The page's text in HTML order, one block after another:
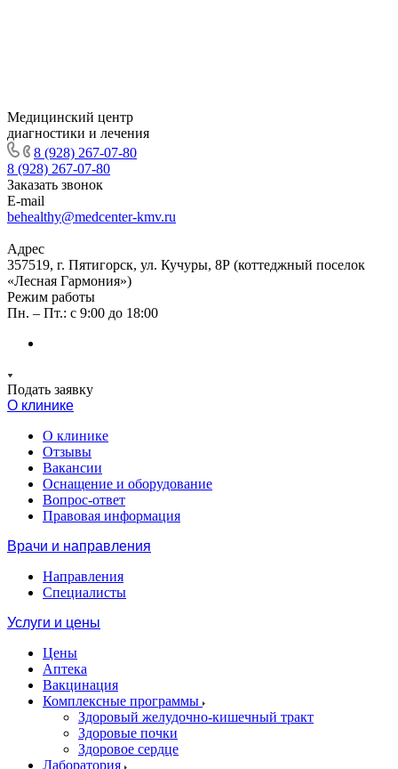
Медицинский центр
диагностики и лечения
8 (928) 267-07-80
8 (928) 267-07-80
Заказать звонок
E-mail
behealthy@medcenter-kmv.ru
Адрес
357519, г. Пятигорск, ул. Кучуры, 8Р (коттеджный поселок
«Лесная Гармония»)
Режим работы
Пн. – Пт.: с 9:00 до 18:00
Подать заявку
О клинике
О клинике
Отзывы
Вакансии
Оснащение и оборудование
Вопрос-ответ
Правовая информация
Врачи и направления
Направления
Специалисты
Услуги и цены
Цены
Аптека
Вакцинация
Комплексные программы
Здоровый желудочно-кишечный тракт
Здоровые почки
Здоровое сердце
Лаборатория